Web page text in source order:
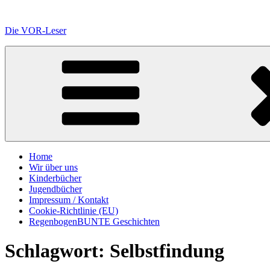
springen
Die VOR-Leser
Home
Wir über uns
Kinderbücher
Jugendbücher
Impressum / Kontakt
Cookie-Richtlinie (EU)
RegenbogenBUNTE Geschichten
Schlagwort: Selbstfindung